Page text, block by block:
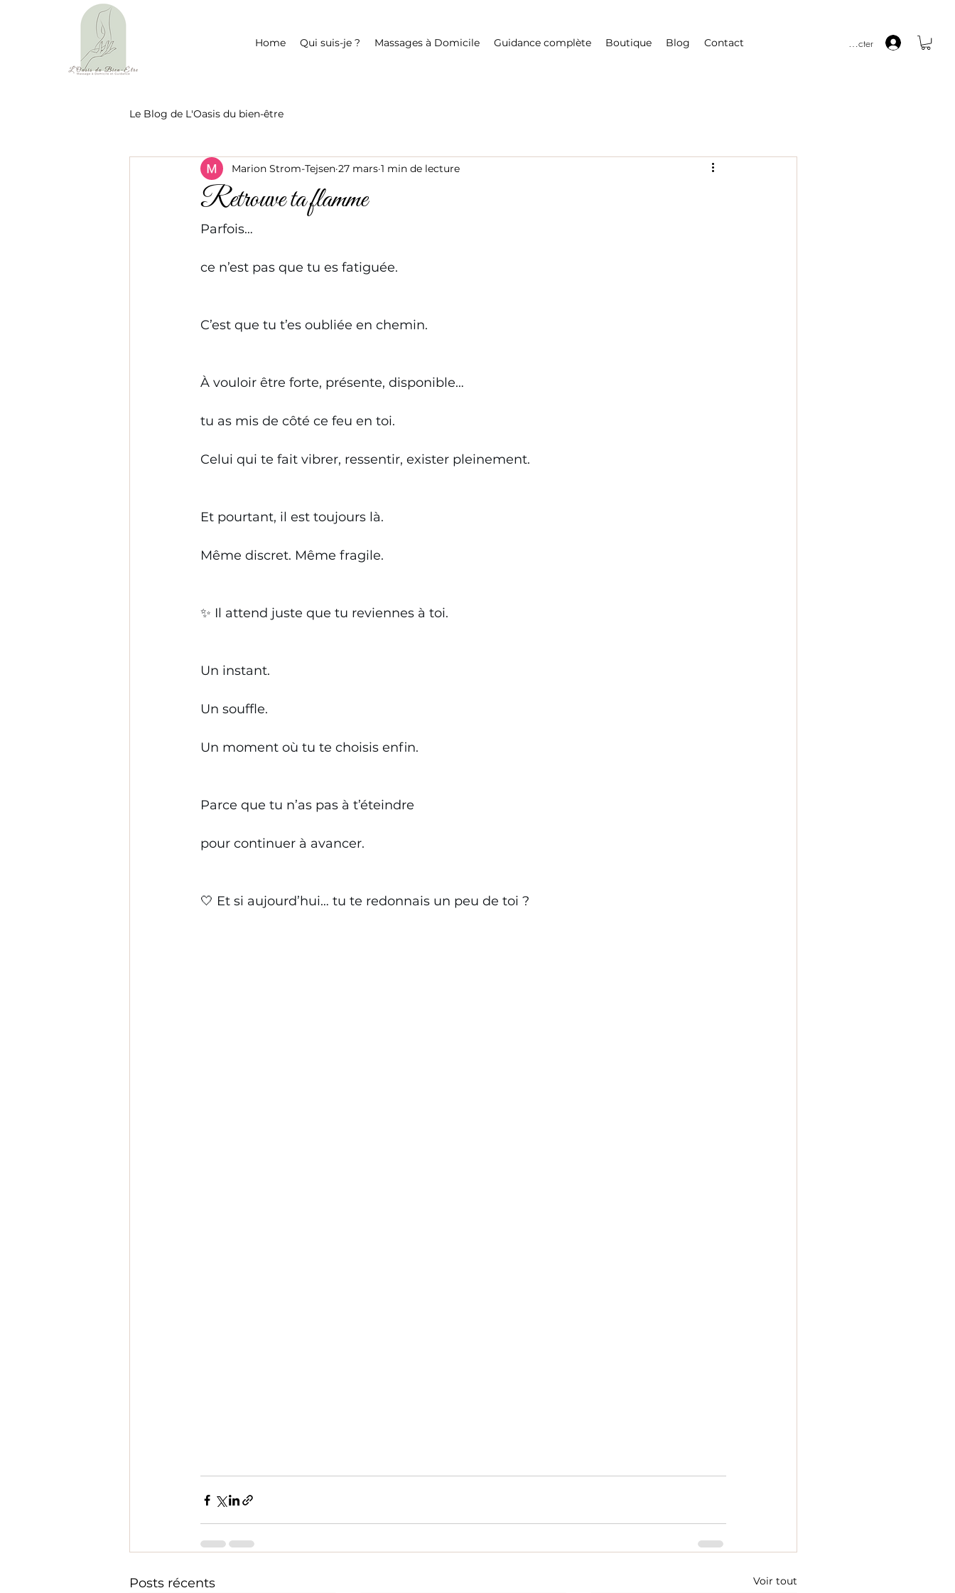
Home Qui suis-je ? Massages à Domicile Guidance complète Boutique Blog Contact Se connecter
Le Blog de L'Oasis du bien-être
Retrouve ta flamme
Marion Strom-Tejsen 27 mars 1 min de lecture
Parfois…
ce n’est pas que tu es fatiguée.
C’est que tu t’es oubliée en chemin.
À vouloir être forte, présente, disponible…
tu as mis de côté ce feu en toi.
Celui qui te fait vibrer, ressentir, exister pleinement.
Et pourtant, il est toujours là.
Même discret. Même fragile.
✨ Il attend juste que tu reviennes à toi.
Un instant.
Un souffle.
Un moment où tu te choisis enfin.
Parce que tu n’as pas à t’éteindre
pour continuer à avancer.
🤍 Et si aujourd’hui… tu te redonnais un peu de toi ?
Posts récents Voir tout